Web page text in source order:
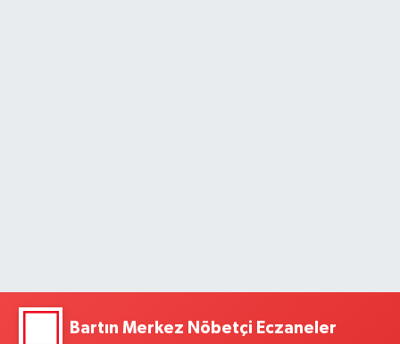
Bartın Merkez Nöbetçi Eczaneler